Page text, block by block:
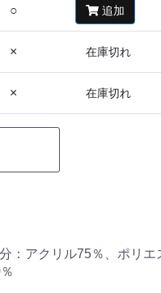
○ 追加
× 在庫切れ
× 在庫切れ
：アクリル75％、ポリエ